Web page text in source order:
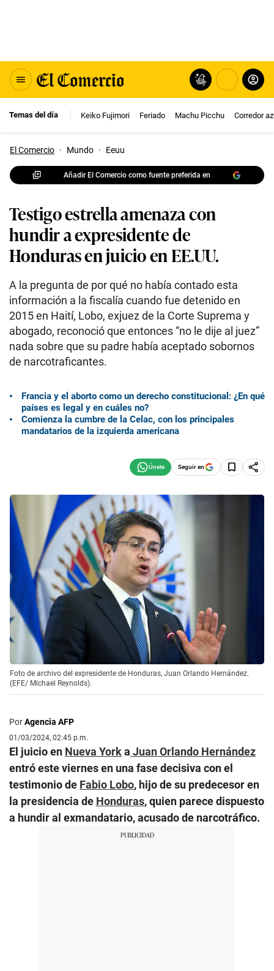
Temas del día Keiko Fujimori Feriado Machu Picchu Corredor
El Comercio · Mundo · Eeuu
Añadir El Comercio como fuente preferida en
Testigo estrella amenaza con
hundir a expresidente de
Honduras en juicio en EE.UU.
A la pregunta de por qué no había contado esta
información a la fiscalía cuando fue detenido en
2015 en Haití, Lobo, exjuez de la Corte Suprema y
abogado, reconoció que entonces “no le dije al juez”
nada sobre que su padre había aceptado sobornos
de narcotraficantes.
Francia y el aborto como un derecho constitucional: ¿En qué
países es legal y en cuáles no?
Comienza la cumbre de la Celac, con los principales
mandatarios de la izquierda americana
Seguir en
Foto de archivo del expresidente de Honduras, Juan Orlando Hernández.
(EFE/ Michael Reynolds).
PorAgencia AFP
01/03/2024, 02:45 p.m.
El juicio en Nueva Yorka Juan Orlando Hernández
entró este viernes en una fase decisiva con el
testimonio de Fabio Lobo, hijo de su predecesor en
la presidencia de Honduras, quien parece dispuesto
a hundir al exmandatario, acusado de narcotráfico.